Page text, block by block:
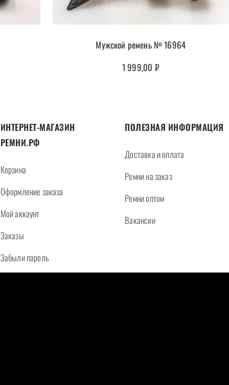
Мужской ремень № 16964
1 999,00 ₽
ИНТЕРНЕТ-МАГАЗИН
РЕМНИ.РФ
Корзина
Оформление заказа
Мой аккаунт
Заказы
Забыли пароль
ПОЛЕЗНАЯ ИНФОРМАЦИЯ
Доставка и оплата
Ремни на заказ
Ремни оптом
Вакансии